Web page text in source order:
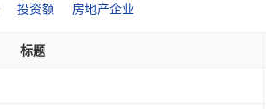
投资额 房地产企业
标题